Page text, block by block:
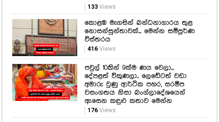
133Views
කොළඹ මැගසින් බන්ධනාගාරය තුළ
නොසන්සුන්තාවක්... මෙන්න සම්පූර්ණ
විස්තරය
416Views
පවුල් 10කින් 9ක්ම ණය වෙලා...
දේපළත් විකුණලා.. ලෙඩේටත් වඩා
අමාරු වුණු ආර්ථික පහර, සරම්ප
වසංගතය නිසා බංග්ලාදේශයෙන්
ඇසෙන කඳුළු කතාව මෙන්න
176Views